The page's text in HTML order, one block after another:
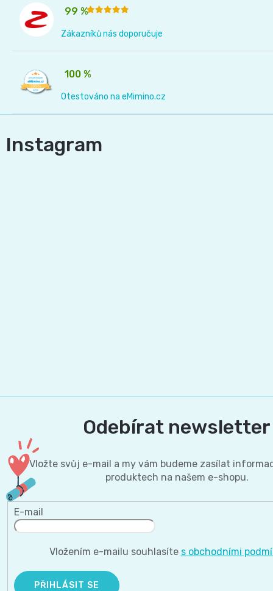
99 %
Zákazníků nás doporučuje
100 %
Otestováno na eMimino.cz
Instagram
Odebírat newsletter
Vložte svůj e-mail a my vám budeme zasílat
produktech na našem e-shopu.
E-mail
Vložením e-mailu souhlasíte s obchodními
PŘIHLÁSIT SE